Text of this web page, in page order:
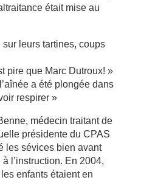
était mise au
leurs tartines, coups
pire que Marc Dutroux! »
a été plongée dans
respirer »
médecin traitant de
présidente du CPAS
les sévices bien avant
l’instruction. En 2004,
enfants étaient en